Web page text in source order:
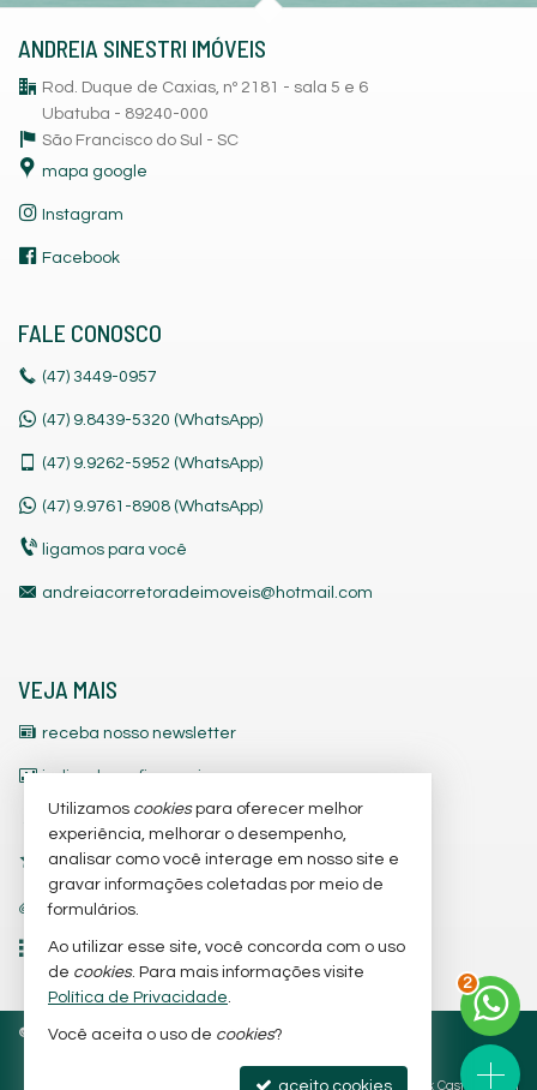
ANDREIA SINESTRI IMÓVEIS
Rod. Duque de Caxias, nº 2181 - sala 5 e 6
Ubatuba - 89240-000
São Francisco do Sul - SC
mapa google
Instagram
Facebook
FALE CONOSCO
(47) 3449-0957
(47) 9.8439-5320 (WhatsApp)
(47) 9.9262-5952 (WhatsApp)
(47) 9.9761-8908 (WhatsApp)
ligamos para você
andreiacorretoradeimoveis@hotmail.com
VEJA MAIS
receba nosso newsletter
indicadores financeiros
cadastre seu imóvel
imóveis favoritos
trabalhe conosco
mapa de imóveis
© 2026 CRECI/SC 3.842-J Política de Privacidade
Site para imobiliárias: Castel Digital
2
Utilizamos cookiespara oferecer melhor
experiência, melhorar o desempenho,
analisar como você interage em nosso site e
gravar informações coletadas por meio de
formulários.
Ao utilizar esse site, você concorda com o uso
de cookies. Para mais informações visite
Política de Privacidade.
Você aceita o uso de cookies?
aceito cookies